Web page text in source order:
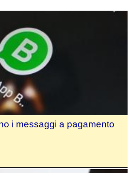
i messaggi a pagamento